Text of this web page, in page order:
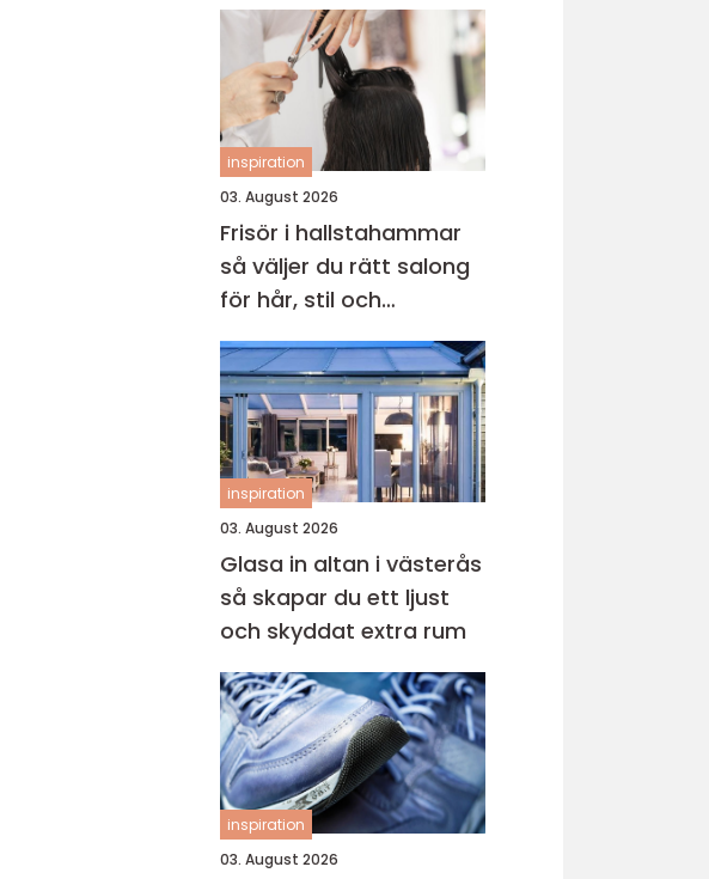
inspiration
03. August 2026
Frisör i hallstahammar
så väljer du rätt salong
för hår, stil och
välmående
inspiration
03. August 2026
Glasa in altan i västerås
så skapar du ett ljust
och skyddat extra rum
inspiration
03. August 2026